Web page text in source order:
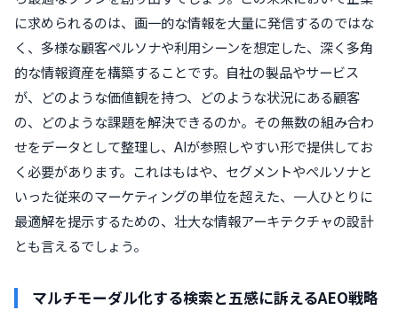
に求められるのは、画一的な情報を大量に発信するのではな
く、多様な顧客ペルソナや利用シーンを想定した、深く多角
的な情報資産を構築することです。自社の製品やサービス
が、どのような価値観を持つ、どのような状況にある顧客
の、どのような課題を解決できるのか。その無数の組み合わ
せをデータとして整理し、AIが参照しやすい形で提供してお
く必要があります。これはもはや、セグメントやペルソナと
いった従来のマーケティングの単位を超えた、一人ひとりに
最適解を提示するための、壮大な情報アーキテクチャの設計
とも言えるでしょう。
マルチモーダル化する検索と五感に訴えるAEO戦略